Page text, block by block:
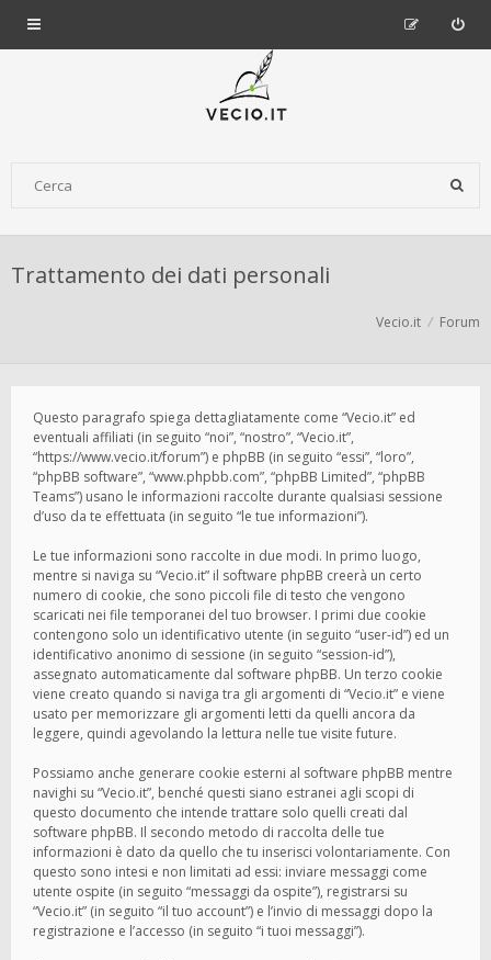
Trattamento dei dati personali
Vecio.it Forum
Questo paragrafo spiega dettagliatamente come “Vecio.it” ed
eventuali affiliati (in seguito “noi”, “nostro”, “Vecio.it”,
“https://www.vecio.it/forum”) e phpBB (in seguito “essi”, “loro”,
“phpBB software”, “www.phpbb.com”, “phpBB Limited”, “phpBB
Teams”) usano le informazioni raccolte durante qualsiasi sessione
d’uso da te effettuata (in seguito “le tue informazioni”).
Le tue informazioni sono raccolte in due modi. In primo luogo,
mentre si naviga su “Vecio.it” il software phpBB creerà un certo
numero di cookie, che sono piccoli file di testo che vengono
scaricati nei file temporanei del tuo browser. I primi due cookie
contengono solo un identificativo utente (in seguito “user-id”) ed un
identificativo anonimo di sessione (in seguito “session-id”),
assegnato automaticamente dal software phpBB. Un terzo cookie
viene creato quando si naviga tra gli argomenti di “Vecio.it” e viene
usato per memorizzare gli argomenti letti da quelli ancora da
leggere, quindi agevolando la lettura nelle tue visite future.
Possiamo anche generare cookie esterni al software phpBB mentre
navighi su “Vecio.it”, benché questi siano estranei agli scopi di
questo documento che intende trattare solo quelli creati dal
software phpBB. Il secondo metodo di raccolta delle tue
informazioni è dato da quello che tu inserisci volontariamente. Con
questo sono intesi e non limitati ad essi: inviare messaggi come
utente ospite (in seguito “messaggi da ospite”), registrarsi su
“Vecio.it” (in seguito “il tuo account”) e l’invio di messaggi dopo la
registrazione e l’accesso (in seguito “i tuoi messaggi”).